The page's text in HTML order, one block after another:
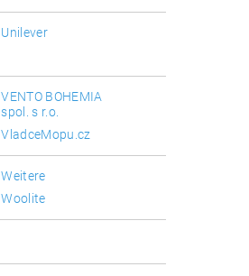
Unilever
VENTO BOHEMIA
spol. s r.o.
VladceMopu.cz
Weitere
Woolite